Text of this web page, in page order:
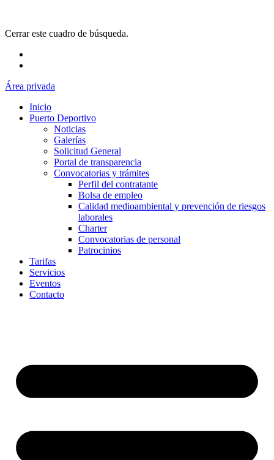
Cerrar este cuadro de búsqueda.
Área privada
Inicio
Puerto Deportivo
Noticias
Galerías
Solicitud General
Portal de transparencia
Convocatorias y trámites
Perfil del contratante
Bolsa de empleo
Calidad medioambiental y prevención de riesgos
laborales
Charter
Convocatorias de personal
Patrocinios
Tarifas
Servicios
Eventos
Contacto